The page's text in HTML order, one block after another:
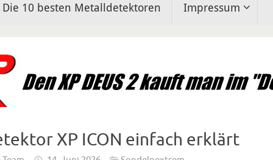
Die 10 besten Metalldetektoren Impressum
XP ICON einfach erklärt